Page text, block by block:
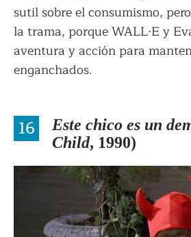
sutil sobre el consumismo,
la trama, porque WALL·E y
aventura y acción para
enganchados.
16 Este chico es un
Child, 1990)